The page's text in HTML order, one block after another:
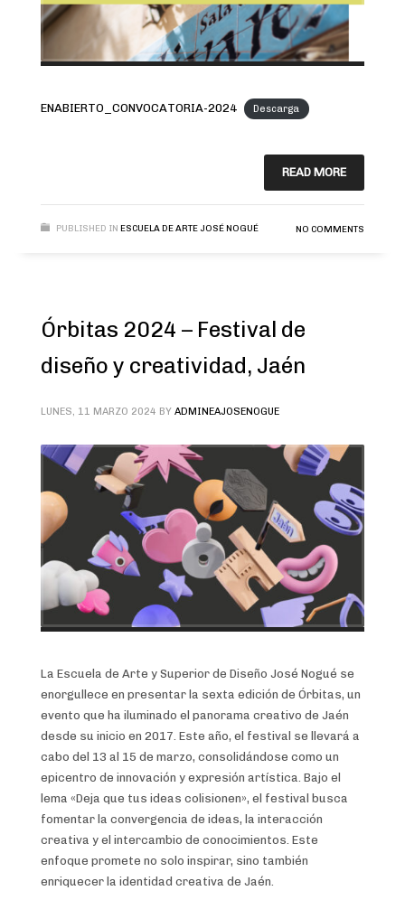
ENABIERTO_CONVOCATORIA-2024 Descarga
READ MORE
PUBLISHED IN ESCUELA DE ARTE JOSÉ NOGUÉ NO COMMENTS
Órbitas 2024 – Festival de
diseño y creatividad, Jaén
LUNES, 11 MARZO 2024 BY ADMINEAJOSENOGUE
La Escuela de Arte y Superior de Diseño José Nogué se
enorgullece en presentar la sexta edición de Órbitas, un
evento que ha iluminado el panorama creativo de Jaén
desde su inicio en 2017. Este año, el festival se llevará a
cabo del 13 al 15 de marzo, consolidándose como un
epicentro de innovación y expresión artística. Bajo el
lema «Deja que tus ideas colisionen», el festival busca
fomentar la convergencia de ideas, la interacción
creativa y el intercambio de conocimientos. Este
enfoque promete no solo inspirar, sino también
enriquecer la identidad creativa de Jaén.